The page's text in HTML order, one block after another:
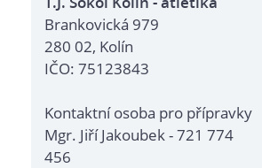
Brankovická 979
280 02, Kolín
IČO: 75123843
Kontaktní osoba pro přípravky
Mgr. Jiří Jakoubek - 721 774
456